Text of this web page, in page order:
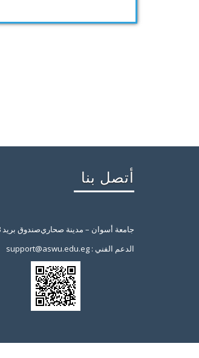
أتصل بنا
جامعة أسوان – مدينة صحاريصندوق بريد 81528
support@aswu.edu.eg : الدعم الفني